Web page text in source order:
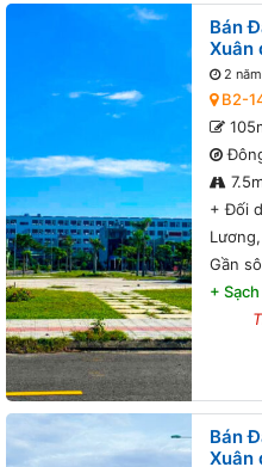
Bán
Xuân
diện
Lan,
2
B2-
+Đối
Gần
+ Sạch
Bán
Xuân